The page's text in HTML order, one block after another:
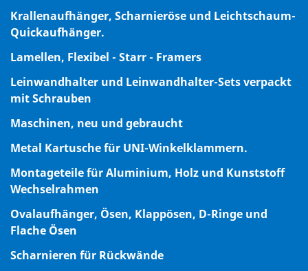
Krallenaufhänger, Scharnieröse und Leichtschaum-
Quickaufhänger.
Lamellen, Flexibel - Starr - Framers
Leinwandhalter und Leinwandhalter-Sets verpackt
mit Schrauben
Maschinen, neu und gebraucht
Metal Kartusche für UNI-Winkelklammern.
Montageteile für Aluminium, Holz und Kunststoff
Wechselrahmen
Ovalaufhänger, Ösen, Klappösen, D-Ringe und
Flache Ösen
Scharnieren für Rückwände